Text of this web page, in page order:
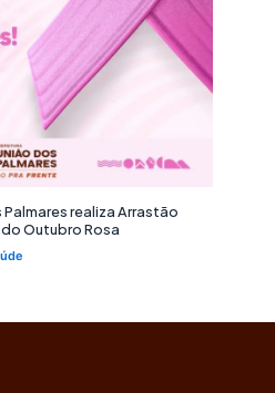
realiza Arrastão
Outubro Rosa